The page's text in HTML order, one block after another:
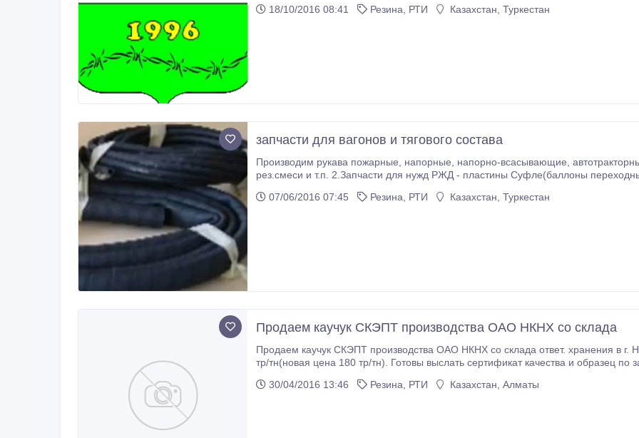
18/10/2016 08:41
Резина, РТИ Казахстан, Туркестан
запчасти для вагонов и тягового состава
Производим рукава пожарные, напорные, напорно-всасывающие, автотракторные, дюрит, шланги, тех.пластины, дешёвые
рез.смеси и т.п. 2.Запчасти для нужд РЖД - пластины Суфле(баллоны переходных площадок) 6500 р. с НДС за комплект 6
07/06/2016 07:45
Резина, РТИ Казахстан, Туркестан
Продаем каучук СКЭПТ производства ОАО НКНХ со склада
Продаем каучук СКЭПТ производства ОАО НКНХ со склада ответ. хранения в г.
тр/тн(новая цена 180 тр/тн). Готовы выслать сертификат качества и образец по
30/04/2016 13:46
Резина, РТИ Казахстан, Алматы